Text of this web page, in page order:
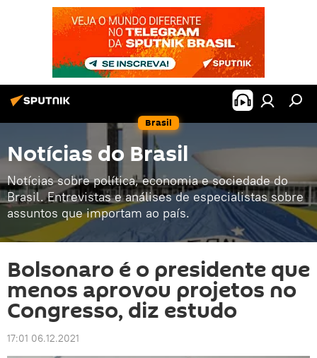
Brasil
Notícias do Brasil
Notícias sobre política, economia e sociedade do
Brasil. Entrevistas e análises de especialistas sobre
assuntos que importam ao país.
Bolsonaro é o presidente que
menos aprovou projetos no
Congresso, diz estudo
17:01 06.12.2021